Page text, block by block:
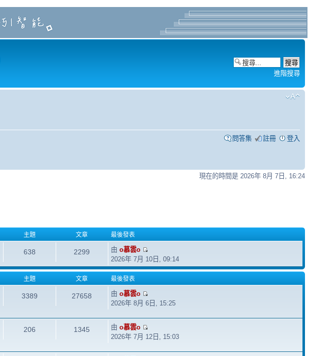
進階搜尋
問答集 註冊 登入
現在的時間是 2026年 8月 7日, 16:24
主題 文章 最後發表
638 2299 由o慕雲o
2026年 7月 10日, 09:14
主題 文章 最後發表
3389 27658 由o慕雲o
2026年 8月 6日, 15:25
206 1345 由o慕雲o
2026年 7月 12日, 15:03